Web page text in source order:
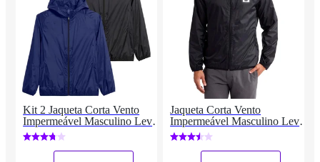
Kit 2 Jaqueta Corta Vento
Impermeável Masculino Leve
e Confortável Estilo Casual
Liso
Jaqueta Corta Vento
Impermeável Masculino Leve
e Confortável Estilo Casual
Siri